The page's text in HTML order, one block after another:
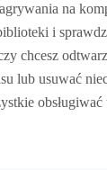
na
i
chcesz
lub usuwać
obsługiwać